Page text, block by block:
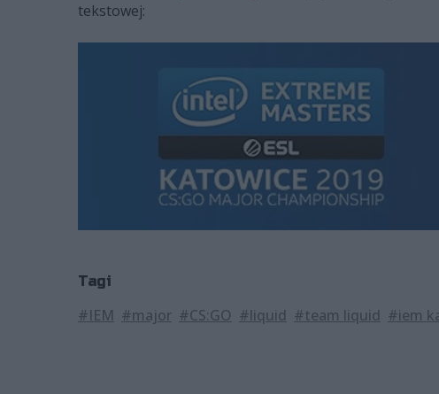
tekstowej:
Tagi
#IEM #major #CS:GO #liquid #team liquid #iem